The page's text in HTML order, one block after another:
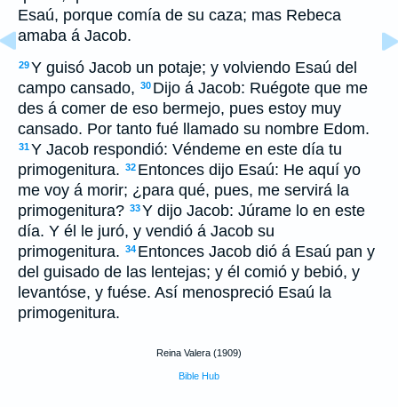
Esaú, porque comía de su caza; mas Rebeca
amaba á Jacob.
29Y guisó Jacob un potaje; y volviendo Esaú del
campo cansado, 30 Dijo á Jacob: Ruégote que me
des á comer de eso bermejo, pues estoy muy
cansado. Por tanto fué llamado su nombre Edom.
31Y Jacob respondió: Véndeme en este día tu
primogenitura. 32 Entonces dijo Esaú: He aquí yo
me voy á morir; ¿para qué, pues, me servirá la
primogenitura? 33Y dijo Jacob: Júrame lo en este
día. Y él le juró, y vendió á Jacob su
primogenitura. 34 Entonces Jacob dió á Esaú pan y
del guisado de las lentejas; y él comió y bebió, y
levantóse, y fuése. Así menospreció Esaú la
primogenitura.
Reina Valera (1909)
Bible Hub